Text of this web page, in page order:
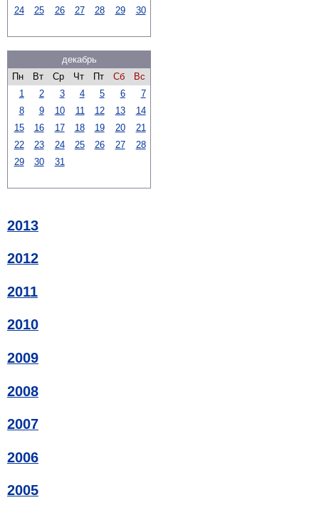
24
25 26 27 28 29 30
декабрь
Пн
Вт Ср Чт Пт Сб
Вс
1
2 3 4 5 6
7
8
9 10 11 12 13
14
15
16 17 18 19 20
21
22
23 24 25 26 27
28
29
30 31
2013
2012
2011
2010
2009
2008
2007
2006
2005